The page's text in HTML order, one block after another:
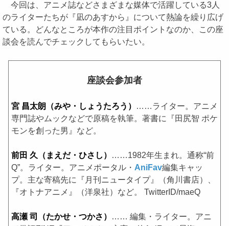
今回は、アニメ誌などさまざまな媒体で活躍している3人
のライターたちが『凪のあすから』について熱論を繰り広げ
ている。どんなところが本作の注目ポイントなのか、この座
談会を読んでチェックしてもらいたい。
座談会参加者
宮 昌太朗（みや・しょうたろう）
……ライター。アニメ
専門誌やムックなどで原稿を執筆。著書に『田尻智 ポケ
モンを創った男』など。
前田 久（まえだ・ひさし）
……1982年生まれ。通称“前
Q”。ライター。アニメポータル・ AniFav編集キャッ
プ。主な寄稿先に『月刊ニュータイプ』（角川書店）、
『オトナアニメ』（洋泉社）など。 TwitterID/maeQ
高瀬 司（たかせ・つかさ）
…… 編集・ライター。アニ